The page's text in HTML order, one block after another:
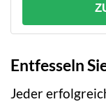
Entfesseln
Jeder